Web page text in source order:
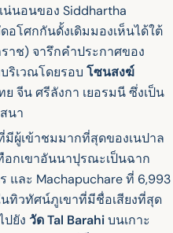
น่นอนของ Siddhartha
โศกกันดั้งเดิมมองเห็นได้ใต้
าช) จารึกคําประกาศของ
ริเวณโดยรอบ โซนสงฆ์
จีน ศรีลังกา เยอรมนี ซึ่งเป็น
นา
มีผู้เข้าชมมากที่สุดของเนปาล
อกเขาอันนาปุรณะเป็นฉาก
และ Machapuchare ที่ 6,993
นทิวทัศน์ภูเขาที่มีชื่อเสียงที่สุด
ปยัง วัด Tal Barahiบนเกาะ